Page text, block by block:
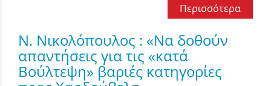
Περισσότερα
Ν. Νικολόπουλος : «Να δοθούν
απαντήσεις για τις «κατά
Βούλτεψη» βαριές κατηγορίες